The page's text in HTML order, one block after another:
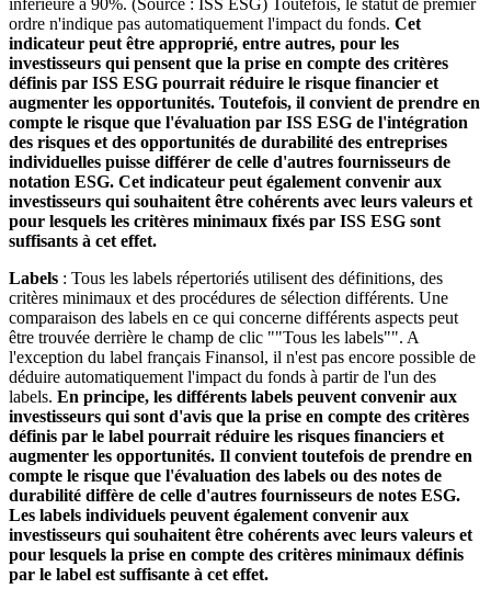
ordre n'indique pas automatiquement l'impact du fonds. Cet
indicateur peut être approprié, entre autres, pour les
investisseurs qui pensent que la prise en compte des critères
définis par ISS ESG pourrait réduire le risque financier et
augmenter les opportunités. Toutefois, il convient de prendre en
compte le risque que l'évaluation par ISS ESG de l'intégration
des risques et des opportunités de durabilité des entreprises
individuelles puisse différer de celle d'autres fournisseurs de
notation ESG. Cet indicateur peut également convenir aux
investisseurs qui souhaitent être cohérents avec leurs valeurs et
pour lesquels les critères minimaux fixés par ISS ESG sont
suffisants à cet effet.
Labels : Tous les labels répertoriés utilisent des définitions, des
critères minimaux et des procédures de sélection différents. Une
comparaison des labels en ce qui concerne différents aspects peut
être trouvée derrière le champ de clic ""Tous les labels"". A
l'exception du label français Finansol, il n'est pas encore possible de
déduire automatiquement l'impact du fonds à partir de l'un des
labels. En principe, les différents labels peuvent convenir aux
investisseurs qui sont d'avis que la prise en compte des critères
définis par le label pourrait réduire les risques financiers et
augmenter les opportunités. Il convient toutefois de prendre en
compte le risque que l'évaluation des labels ou des notes de
durabilité diffère de celle d'autres fournisseurs de notes ESG.
Les labels individuels peuvent également convenir aux
investisseurs qui souhaitent être cohérents avec leurs valeurs et
pour lesquels la prise en compte des critères minimaux définis
par le label est suffisante à cet effet.